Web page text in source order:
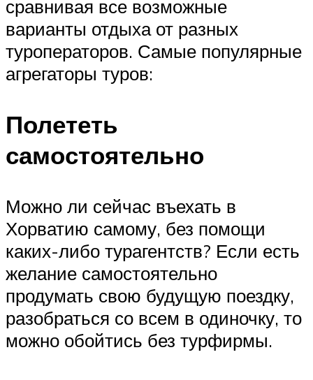
сравнивая все возможные
варианты отдыха от разных
туроператоров. Самые популярные
агрегаторы туров:
Полететь
самостоятельно
Можно ли сейчас въехать в
Хорватию самому, без помощи
каких-либо турагентств? Если есть
желание самостоятельно
продумать свою будущую поездку,
разобраться со всем в одиночку, то
можно обойтись без турфирмы.